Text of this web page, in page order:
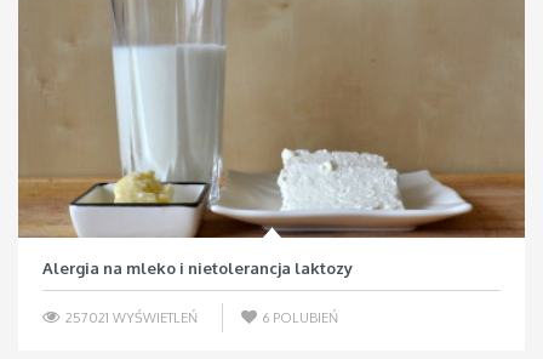
Alergia na mleko i nietolerancja laktozy
257021 WYŚWIETLEŃ 6 POLUBIEŃ